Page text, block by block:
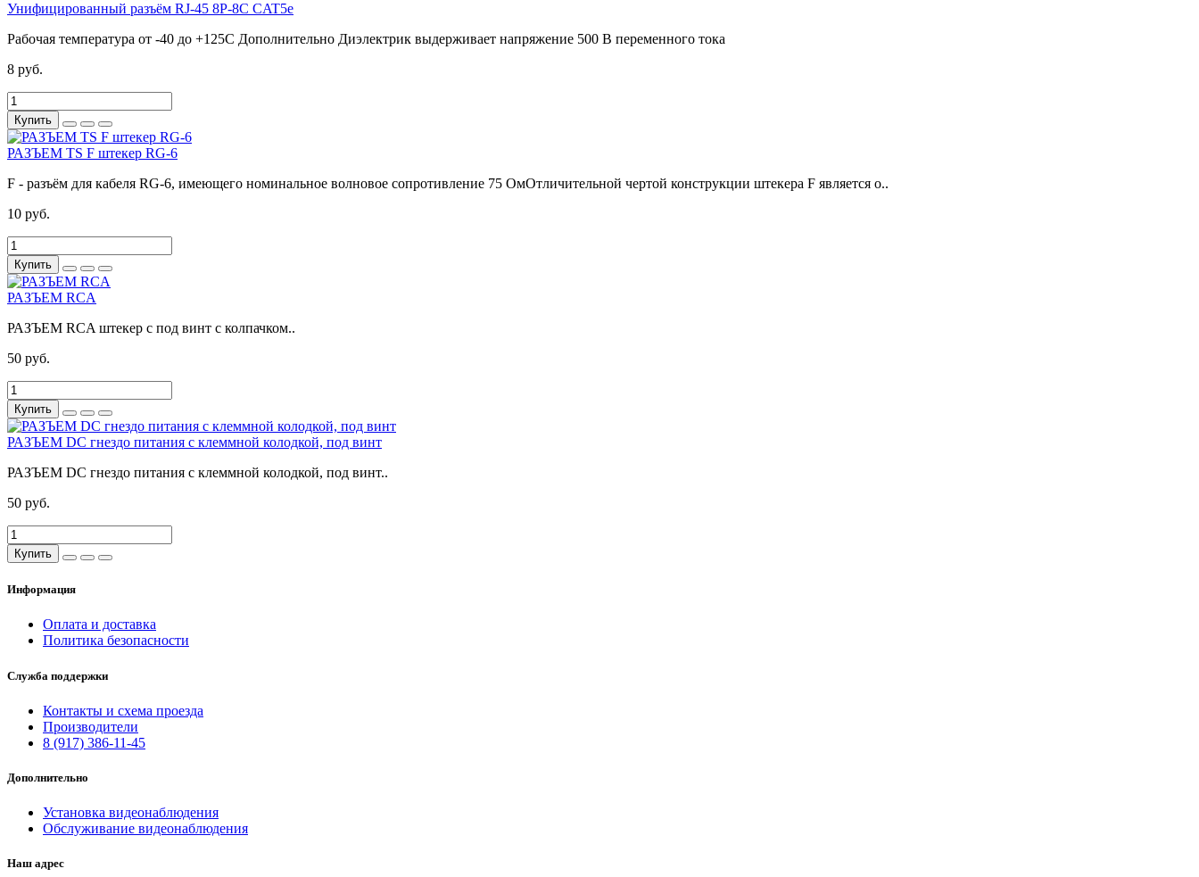
Унифицированный разъём RJ-45 8P-8C CAT5e
Рабочая температура от -40 до +125С Дополнительно Диэлектрик выдерживает напряжение 500 В переменного тока
8 руб.
Купить
РАЗЪЕМ TS F штекер RG-6
F - разъём для кабеля RG-6, имеющего номинальное волновое сопротивление 75 ОмОтличительной чертой конструкции штекера F является о..
10 руб.
Купить
РАЗЪЕМ RCA
РАЗЪЕМ RCA штекер с под винт c колпачком..
50 руб.
Купить
РАЗЪЕМ DC гнездо питания с клеммной колодкой, под винт
РАЗЪЕМ DC гнездо питания с клеммной колодкой, под винт..
50 руб.
Купить
Информация
Оплата и доставка
Политика безопасности
Служба поддержки
Контакты и схема проезда
Производители
8 (917) 386-11-45
Дополнительно
Установка видеонаблюдения
Обслуживание видеонаблюдения
Наш адрес